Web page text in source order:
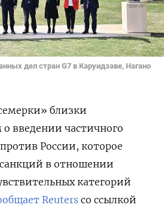
дел стран G7 в Каруидзаве, Нагано
близки
введении частичного
России, которое
в отношении
категорий
Reuters со ссылкой